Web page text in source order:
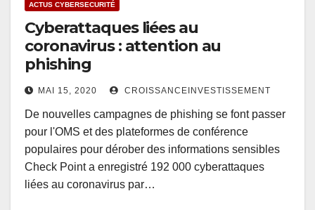
ACTUS CYBERSECURITÉ
Cyberattaques liées au
coronavirus : attention au
phishing
MAI 15, 2020 CROISSANCEINVESTISSEMENT
De nouvelles campagnes de phishing se font passer
pour l'OMS et des plateformes de conférence
populaires pour dérober des informations sensibles
Check Point a enregistré 192 000 cyberattaques
liées au coronavirus par…